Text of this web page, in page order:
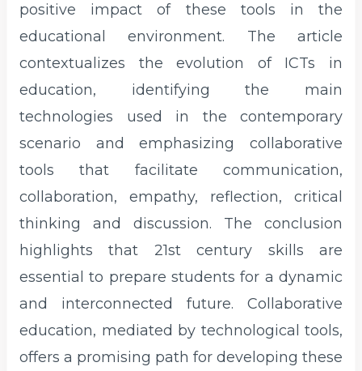
positive impact of these tools in the
educational environment. The article
contextualizes the evolution of ICTs in
education, identifying the main
technologies used in the contemporary
scenario and emphasizing collaborative
tools that facilitate communication,
collaboration, empathy, reflection, critical
thinking and discussion. The conclusion
highlights that 21st century skills are
essential to prepare students for a dynamic
and interconnected future. Collaborative
education, mediated by technological tools,
offers a promising path for developing these